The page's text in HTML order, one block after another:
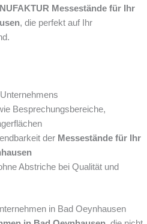
Messestände für Ihr
, die perfekt auf Ihr
Besprechungsbereiche,
der Messestände für Ihr
Abstriche bei Qualität und
in Bad Oeynhausen